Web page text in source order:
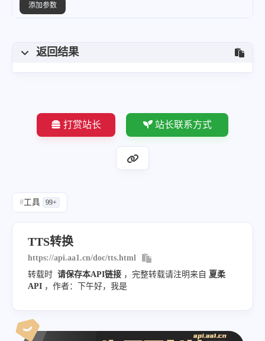
添加参数
返回结果
打赏站长 站长联系方式
#工具 99+
TTS转换
https://api.aa1.cn/doc/tts.html
转载时 请保存本API链接 ，完整转载请注明来自 夏柔
API ，作者：下午好，我是